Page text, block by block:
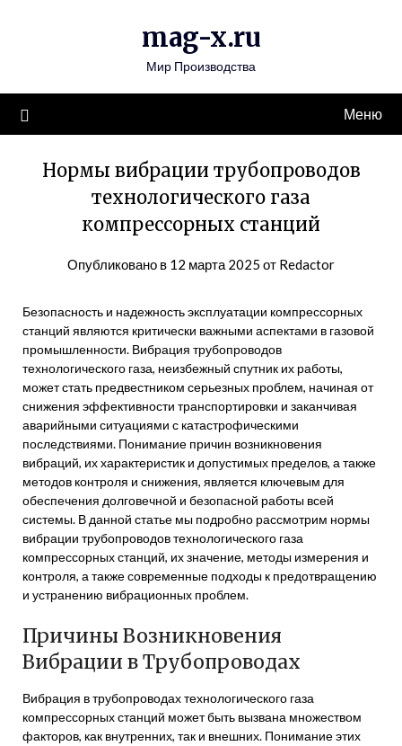
mag-x.ru
Мир Производства
Меню
Нормы вибрации трубопроводов
технологического газа
компрессорных станций
Опубликовано в 12 марта 2025 от Redactor
Безопасность и надежность эксплуатации компрессорных
станций являются критически важными аспектами в газовой
промышленности. Вибрация трубопроводов
технологического газа, неизбежный спутник их работы,
может стать предвестником серьезных проблем, начиная от
снижения эффективности транспортировки и заканчивая
аварийными ситуациями с катастрофическими
последствиями. Понимание причин возникновения
вибраций, их характеристик и допустимых пределов, а также
методов контроля и снижения, является ключевым для
обеспечения долговечной и безопасной работы всей
системы. В данной статье мы подробно рассмотрим нормы
вибрации трубопроводов технологического газа
компрессорных станций, их значение, методы измерения и
контроля, а также современные подходы к предотвращению
и устранению вибрационных проблем.
Причины Возникновения
Вибрации в Трубопроводах
Вибрация в трубопроводах технологического газа
компрессорных станций может быть вызвана множеством
факторов, как внутренних, так и внешних. Понимание этих